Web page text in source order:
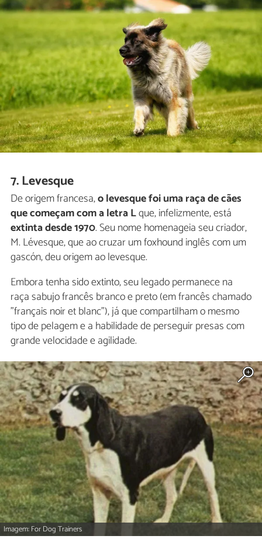
7. Levesque
De origem francesa,o levesque foi uma raça de cães
que começam com a letra Lque, infelizmente, está
extinta desde 1970. Seu nome homenageia seu criador,
M. Lévesque, que ao cruzar um foxhound inglês com um
gascón, deu origem ao levesque.
Embora tenha sido extinto, seu legado permanece na
raça sabujo francês branco e preto (em francês chamado
"français noir et blanc"), já que compartilham o mesmo
tipo de pelagem e a habilidade de perseguir presas com
grande velocidade e agilidade.
Imagem: For Dog Trainers